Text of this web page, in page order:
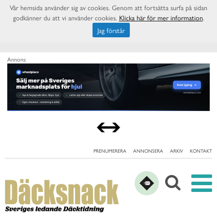
Annons:
PRENUMERERA ANNONSERA ARKIV KONTAKT
Vår hemsida använder sig av cookies. Genom att fortsätta surfa på sidan
godkänner du att vi använder cookies. Klicka här för mer information.
Jag förstår